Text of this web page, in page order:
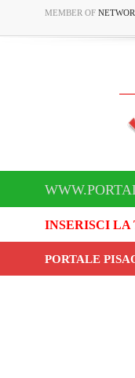
MEMBER OF
INSERISCI LA
PORTALE